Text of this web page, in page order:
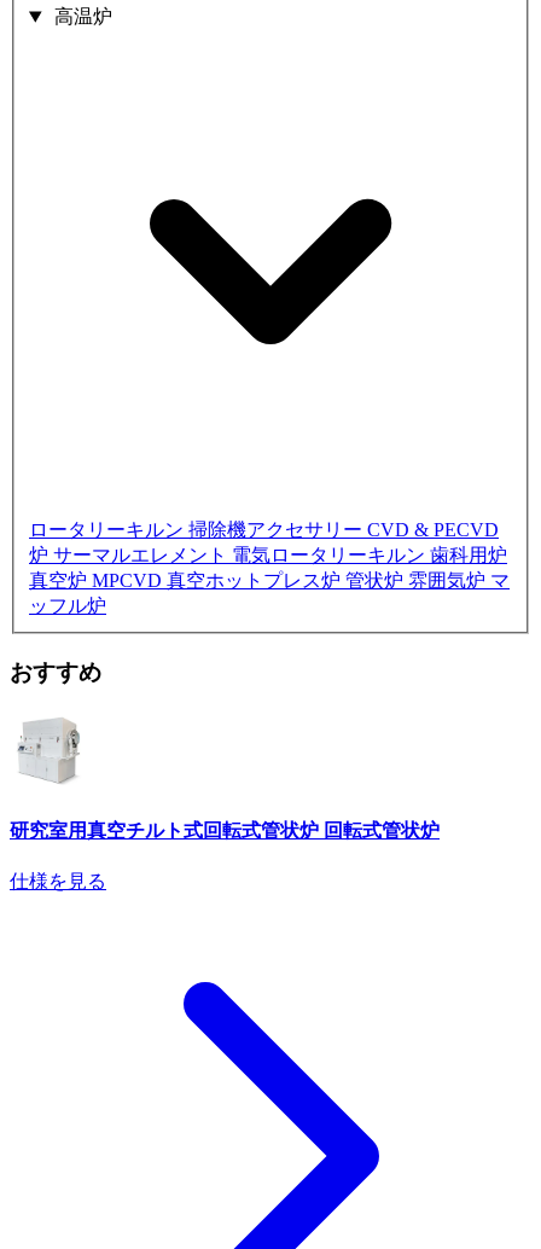
高温炉
ロータリーキルン 掃除機アクセサリー CVD & PECVD
炉 サーマルエレメント 電気ロータリーキルン 歯科用炉
真空炉 MPCVD 真空ホットプレス炉 管状炉 雰囲気炉 マ
ッフル炉
おすすめ
研究室用真空チルト式回転式管状炉 回転式管状炉
仕様を見る